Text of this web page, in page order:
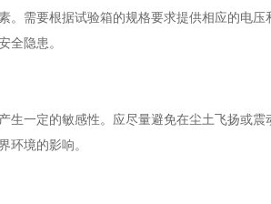
。需要根据试验箱的规格要求提供相应的电
全隐患。
生一定的敏感性。应尽量避免在尘土飞扬或
环境的影响。